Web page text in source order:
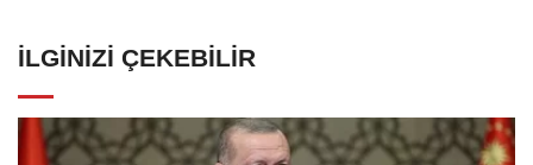
İLGINIZI ÇEKEBILIR